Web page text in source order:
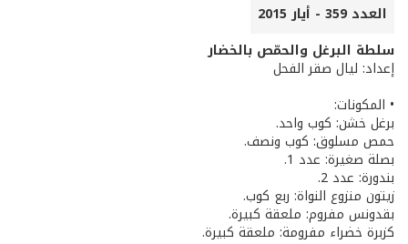
العدد 359 - أيار 2015
سلطة البرغل والحمّص بالخضار
إعداد: ليال صقر الفحل
• المكونات:
برغل خشن: كوب واحد.
حمص مسلوق: كوب ونصف.
بصلة صغيرة: عدد 1.
بندورة: عدد 2.
زيتون منزوع النواة: ربع كوب.
بقدونس مفروم: ملعقة كبيرة.
كزبرة خضراء مفرومة: ملعقة كبيرة.